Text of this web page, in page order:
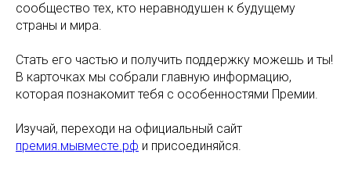
сообщество тех, кто неравнодушен к будущему
страны и мира.
Стать его частью и получить поддержку можешь и ты!
В карточках мы собрали главную информацию,
которая познакомит тебя с особенностями Премии.
Изучай, переходи на официальный сайт
премия.мывместе.рф и присоединяйся.